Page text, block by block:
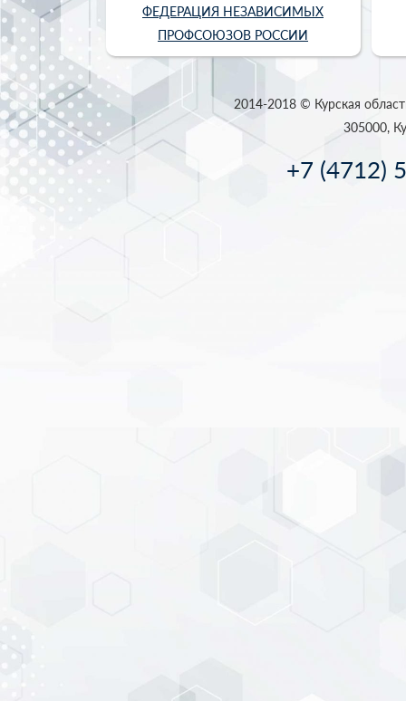
ФЕДЕРАЦИЯ НЕЗАВИСИМЫХ
ПРОФСОЮЗОВ РОССИИ
2014-2018 © Курская
305000,
+7 (4712)